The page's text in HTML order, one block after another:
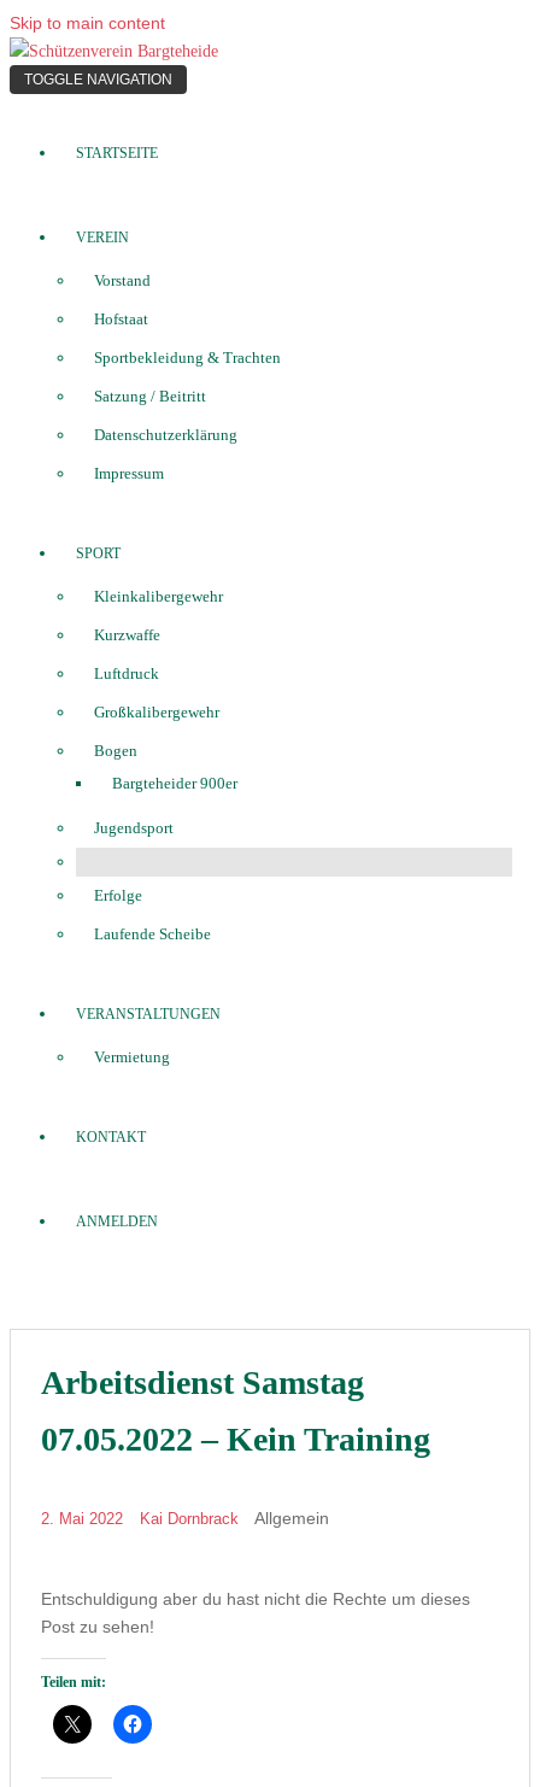
Skip to main content
TOGGLE NAVIGATION
STARTSEITE
VEREIN
Vorstand
Hofstaat
Sportbekleidung & Trachten
Satzung / Beitritt
Datenschutzerklärung
Impressum
SPORT
Kleinkalibergewehr
Kurzwaffe
Luftdruck
Großkalibergewehr
Bogen
Bargteheider 900er
Jugendsport
Erfolge
Laufende Scheibe
VERANSTALTUNGEN
Vermietung
KONTAKT
ANMELDEN
Arbeitsdienst Samstag
07.05.2022 – Kein Training
2. Mai 2022 Kai Dornbrack Allgemein
Entschuldigung aber du hast nicht die Rechte um dieses
Post zu sehen!
Teilen mit: